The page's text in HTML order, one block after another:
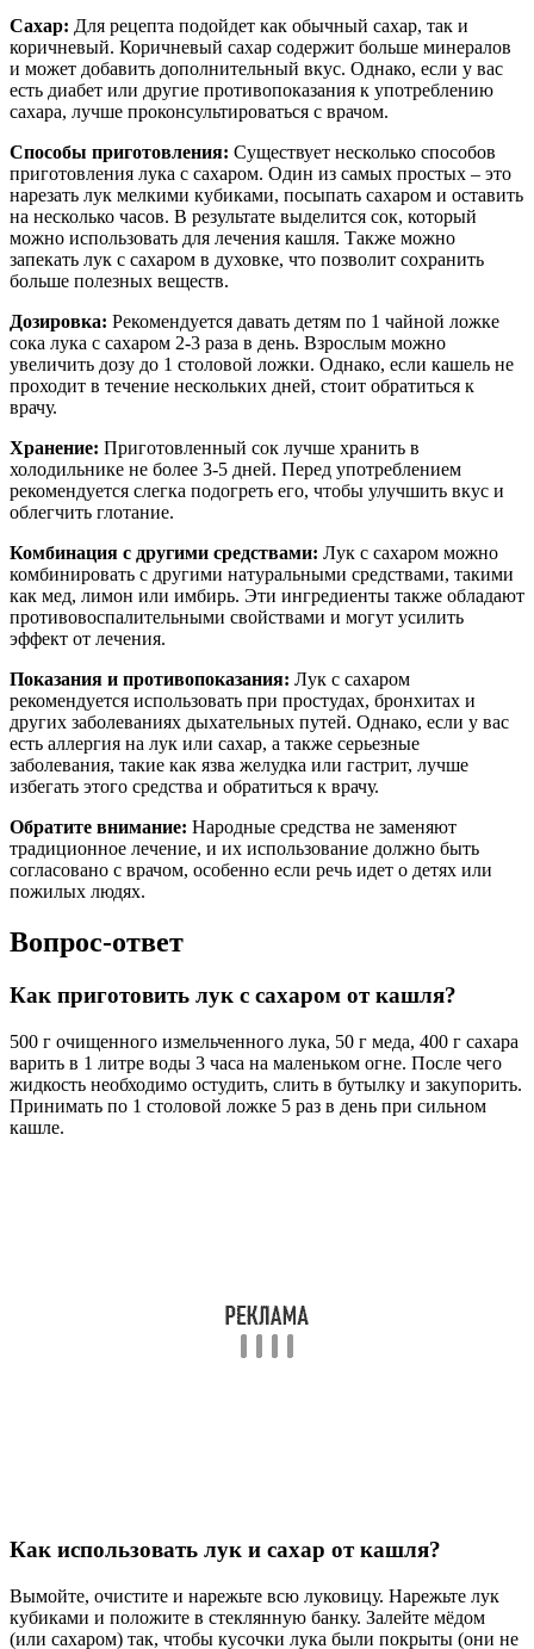
врачу.
Хранение:Приготовленный сок лучше хранить в
холодильнике не более 3-5 дней. Перед употреблением
рекомендуется слегка подогреть его, чтобы улучшить вкус и
Комбинация с другими средствами: Лук с сахаром можно
комбинировать с другими натуральными средствами, такими
как мед, лимон или имбирь. Эти ингредиенты также обладают
противовоспалительными свойствами и могут усилить
эффект от лечения.
рекомендуется использовать при простудах, бронхитах и
других заболеваниях дыхательных путей. Однако, если у вас
есть аллергия на лук или сахар, а также серьезные
заболевания, такие как язва желудка или гастрит, лучше
избегать этого средства и обратиться к врачу.
Обратите внимание:Народные средства не заменяют
традиционное лечение, и их использование должно быть
согласовано с врачом, особенно если речь идет о детях или
пожилых людях.
Вопрос-ответ
Как приготовить лук с сахаром от кашля?
варить в 1 литре воды 3 часа на маленьком огне. После чего
жидкость необходимо остудить, слить в бутылку и закупорить.
Принимать по 1 столовой ложке 5 раз в день при сильном
кашле.
Как использовать лук и сахар от кашля?
Вымойте, очистите и нарежьте всю луковицу. Нарежьте лук
кубиками и положите в стеклянную банку. Залейте мёдом
(или сахаром) так, чтобы кусочки лука были покрыты (они не
должны плавать в мёде, а быть просто покрыты). Накройте
банку крышкой и оставьте на столе на ночь.
СОВЕТ №1
Перед использованием лука с сахаром, убедитесь, что у вас
нет аллергии на эти ингредиенты. Если вы впервые пробуете
этот рецепт, начните с небольшой порции, чтобы проверить
течение нескольких дней или сопровождается другими
Поделиться
Отправить